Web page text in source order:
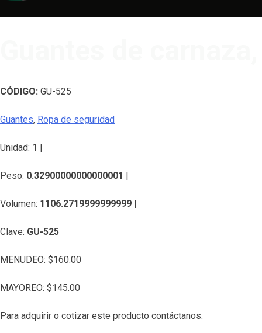
CÓDIGO: GU-525
Guantes, Ropa de seguridad
Unidad: 1
Peso: 0.32900000000000001
Volumen: 1106.2719999999999
Clave: GU-525
MENUDEO: $160.00
MAYOREO: $145.00
Para adquirir o cotizar este producto contáctanos: